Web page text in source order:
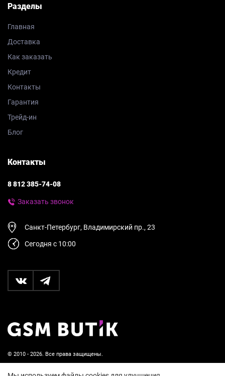
© 2010 - 2026. Все права защищены.
Разделы
Главная
Доставка
Как заказать
Кредит
Контакты
Гарантия
Трейд-ин
Блог
Контакты
8 812 385-74-08
Заказать звонок
Санкт-Петербург, Владимирский пр., 23
Сегодня с 10:00